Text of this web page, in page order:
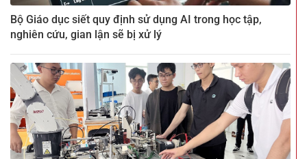
Bộ Giáo dục siết quy định sử dụng AI trong học tập,
nghiên cứu, gian lận sẽ bị xử lý